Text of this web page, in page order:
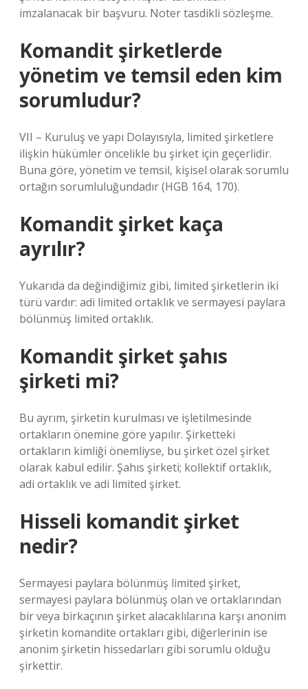
imzalanacak bir başvuru. Noter tasdikli sözleşme.
Komandit şirketlerde
yönetim ve temsil eden kim
sorumludur?
VII – Kuruluş ve yapı Dolayısıyla, limited şirketlere
ilişkin hükümler öncelikle bu şirket için geçerlidir.
Buna göre, yönetim ve temsil, kişisel olarak sorumlu
ortağın sorumluluğundadır (HGB 164, 170).
Komandit şirket kaça
ayrılır?
Yukarıda da değindiğimiz gibi, limited şirketlerin iki
türü vardır: adi limited ortaklık ve sermayesi paylara
bölünmüş limited ortaklık.
Komandit şirket şahıs
şirketi mi?
Bu ayrım, şirketin kurulması ve işletilmesinde
ortakların önemine göre yapılır. Şirketteki
ortakların kimliği önemliyse, bu şirket özel şirket
olarak kabul edilir. Şahıs şirketi; kollektif ortaklık,
adi ortaklık ve adi limited şirket.
Hisseli komandit şirket
nedir?
Sermayesi paylara bölünmüş limited şirket,
sermayesi paylara bölünmüş olan ve ortaklarından
bir veya birkaçının şirket alacaklılarına karşı anonim
şirketin komandite ortakları gibi, diğerlerinin ise
anonim şirketin hissedarları gibi sorumlu olduğu
şirkettir.